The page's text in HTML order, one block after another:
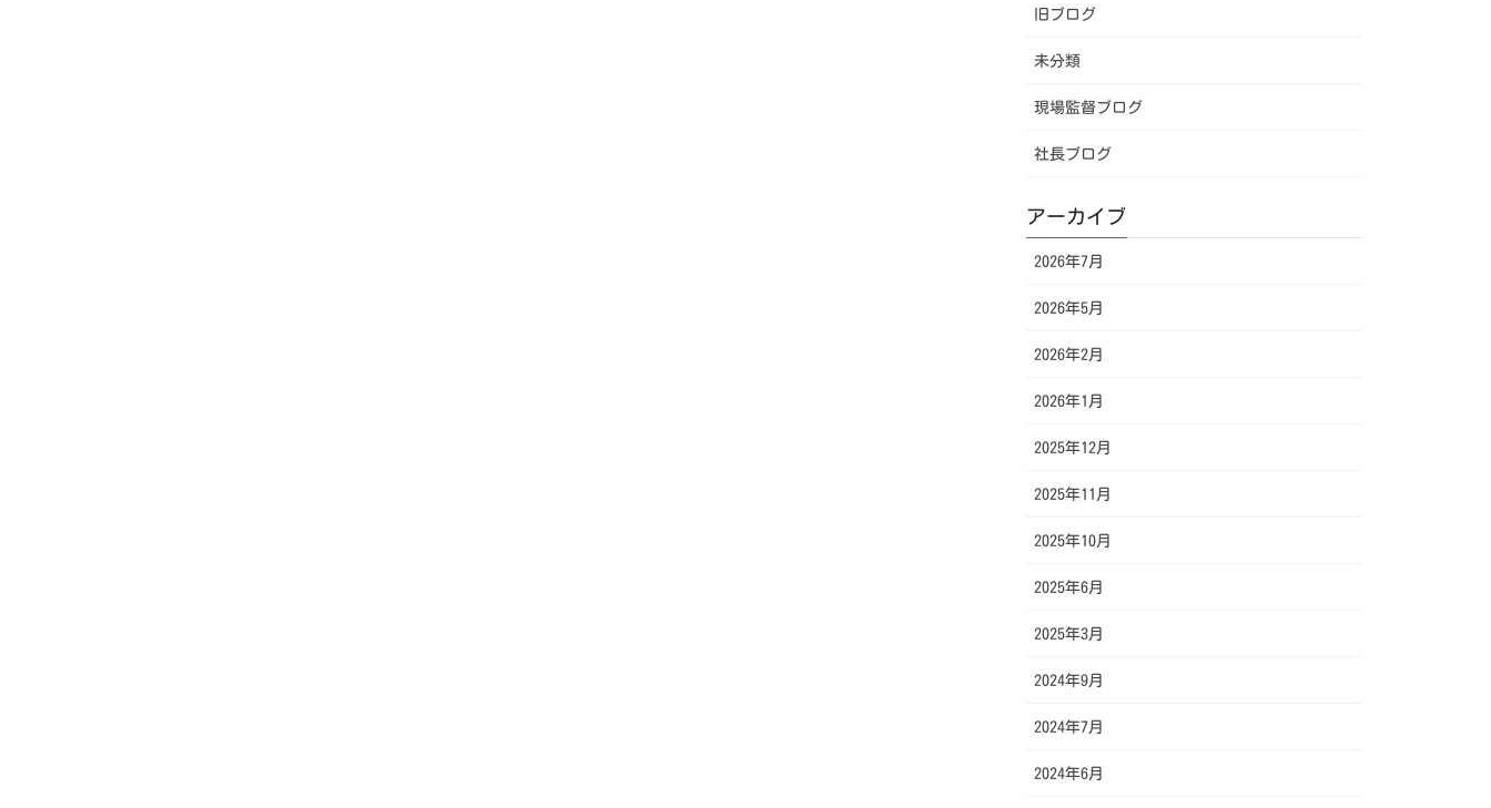
旧ブログ
未分類
現場監督ブログ
社長ブログ
アーカイブ
2026年7月
2026年5月
2026年2月
2026年1月
2025年12月
2025年11月
2025年10月
2025年6月
2025年3月
2024年9月
2024年7月
2024年6月